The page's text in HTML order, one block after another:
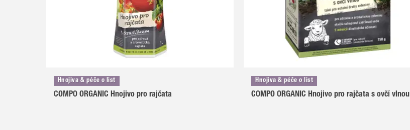
Hnojiva & péče o list
COMPO ORGANIC Hnojivo pro rajčata
Hnojiva & péče o list
COMPO ORGANIC Hnojivo pro rajčata s ovčí vlnou